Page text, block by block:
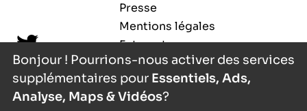
Presse
Mentions légales
Extranet
Bonjour ! Pourrions-nous activer des services
supplémentaires pour Essentiels, Ads,
Analyse, Maps & Vidéos?